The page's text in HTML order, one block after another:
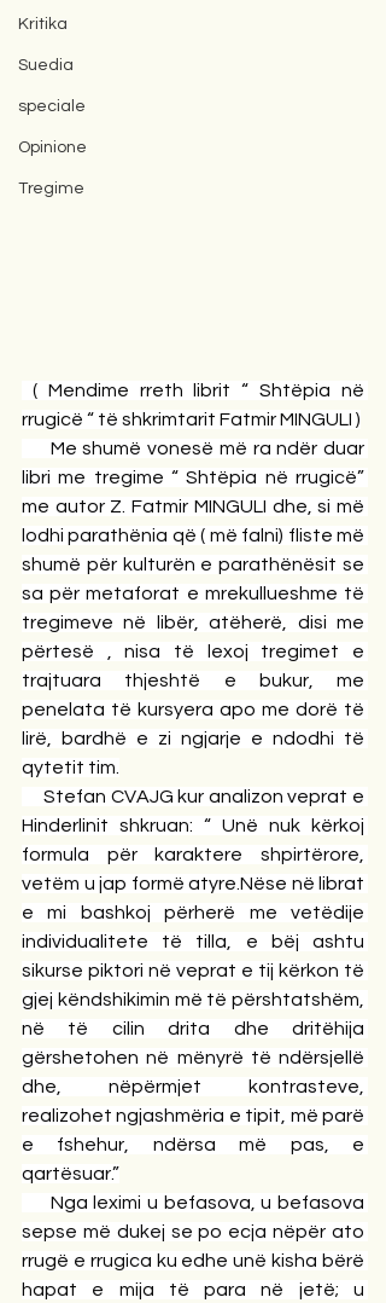
Kritika
Suedia
speciale
Opinione
Tregime
( Mendime rreth librit “ Shtëpia në
rrugicë “ të shkrimtarit Fatmir MINGULI )
Me shumë vonesë më ra ndër duar
libri me tregime “ Shtëpia në rrugicë”
me autor Z. Fatmir MINGULI dhe, si më
lodhi parathënia që ( më falni) fliste më
shumë për kulturën e parathënësit se
sa për metaforat e mrekullueshme të
tregimeve në libër, atëherë, disi me
përtesë , nisa të lexoj tregimet e
trajtuara thjeshtë e bukur, me
penelata të kursyera apo me dorë të
lirë, bardhë e zi ngjarje e ndodhi të
qytetit tim.
Stefan CVAJG kur analizon veprat e
Hinderlinit shkruan: “ Unë nuk kërkoj
formula për karaktere shpirtërore,
vetëm u jap formë atyre.Nëse në librat
e mi bashkoj përherë me vetëdije
individualitete të tilla, e bëj ashtu
sikurse piktori në veprat e tij kërkon të
gjej këndshikimin më të përshtatshëm,
në të cilin drita dhe dritëhija
gërshetohen në mënyrë të ndërsjellë
dhe, nëpërmjet kontrasteve,
realizohet ngjashmëria e tipit, më parë
e fshehur, ndërsa më pas, e
qartësuar.”
Nga leximi u befasova, u befasova
sepse më dukej se po ecja nëpër ato
rrugë e rrugica ku edhe unë kisha bërë
hapat e mija të para në jetë; u